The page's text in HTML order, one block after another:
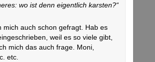
wo ist denn eigentlich karsten?“
mich auch schon gefragt. Hab es
weil es so viele gibt,
mich das auch frage. Moni,
etc.